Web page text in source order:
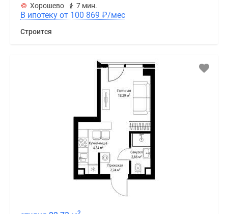
Хорошево
7 мин.
В ипотеку от 100 869 ₽/мес
Строится